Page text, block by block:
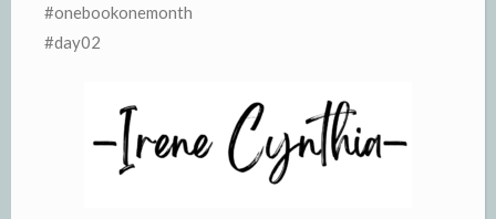
#onebookonemonth
#day02